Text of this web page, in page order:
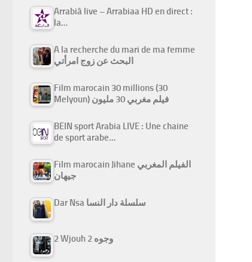
Arrabiâ live – Arrabiaa HD en direct :
la…
A la recherche du mari de ma femme
البحث عن زوج امرأتي
Film marocain 30 millions (30
Melyoun) فيلم مغربي 30 مليون
BEIN sport Arabia LIVE : Une chaine
de sport arabe…
Film marocain Jihane الفيلم المغربي
جيهان
Dar Nsa سلسلة دار النسا
2 Wjouh 2 وجوه